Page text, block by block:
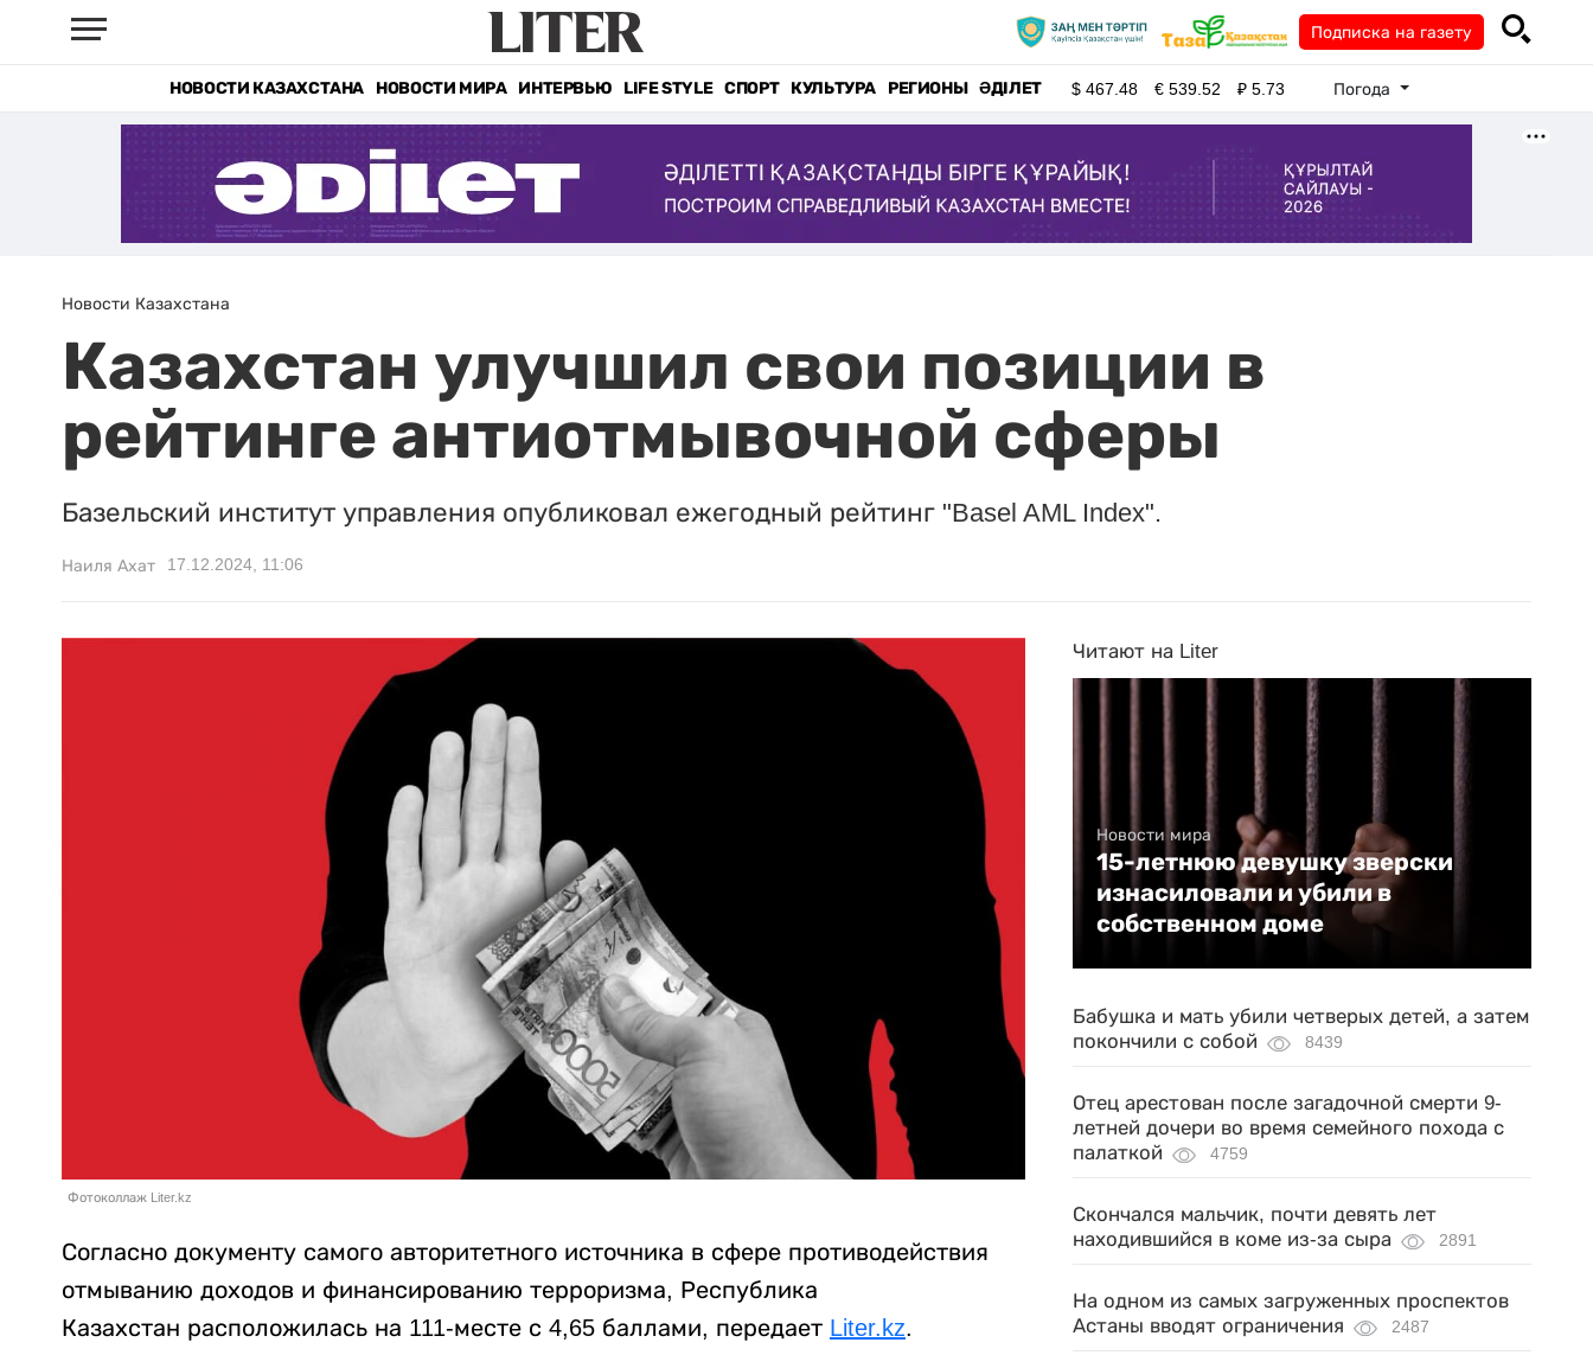
Подписка на газету
НОВОСТИ КАЗАХСТАНА НОВОСТИ МИРА ИНТЕРВЬЮ LIFE STYLE СПОРТ КУЛЬТУРА РЕГИОНЫ ӘДІЛЕТ $467.48 €539.52 ₽5.73 Погода
Новости Казахстана
Казахстан улучшил свои позиции в
рейтинге антиотмывочной сферы
Базельский институт управления опубликовал ежегодный рейтинг "Basel AML Index".
Наиля Ахат 17.12.2024, 11:06
Фотоколлаж Liter.kz
Согласно документу самого авторитетного источника в сфере противодействия
отмыванию доходов и финансированию терроризма, Республика
Казахстан расположилась на 111-месте с 4,65 баллами, передает Liter.kz.
Читают на Liter
Новости мира
15-летнюю девушку зверски
изнасиловали и убили в
собственном доме
Бабушка и мать убили четверых детей, а затем
покончили с собой
8439
Отец арестован после загадочной смерти 9-
летней дочери во время семейного похода с
палаткой
4759
Скончался мальчик, почти девять лет
находившийся в коме из-за сыра
2891
На одном из самых загруженных проспектов
Астаны вводят ограничения
2487